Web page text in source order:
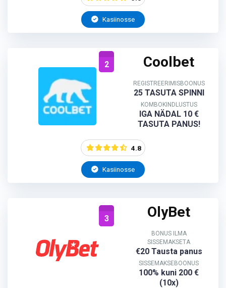
Kasiinosse
2 Coolbet
REGISTREERIMISBOONUS
25 TASUTA SPINNI
KOMBOKINDLUSTUS
IGA NÄDAL 10 €
TASUTA PANUS!
4.8
Kasiinosse
3 OlyBet
BONUS ILMA
SISSEMAKSETA
€20 Tausta panus
SISSEMAKSEBOONUS
100% kuni 200 €
(10x)